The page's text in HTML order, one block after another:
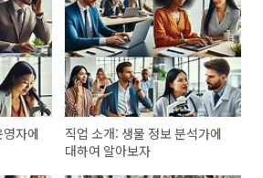
자에
직업 소개: 생물 정보 분석가에
대하여 알아보자